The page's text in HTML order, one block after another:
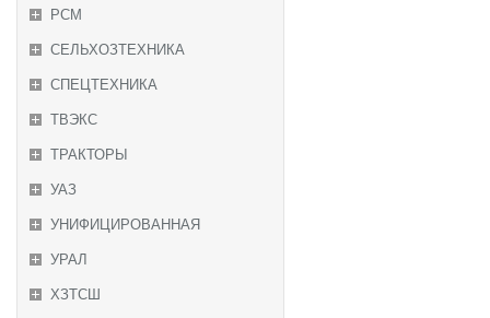
РСМ
СЕЛЬХОЗТЕХНИКА
СПЕЦТЕХНИКА
ТВЭКС
ТРАКТОРЫ
УАЗ
УНИФИЦИРОВАННАЯ
УРАЛ
ХЗТСШ